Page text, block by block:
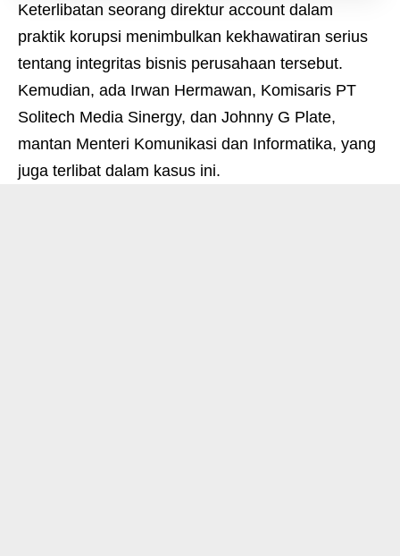
Keterlibatan seorang direktur account dalam
praktik korupsi menimbulkan kekhawatiran serius
tentang integritas bisnis perusahaan tersebut.
Kemudian, ada Irwan Hermawan, Komisaris PT
Solitech Media Sinergy, dan Johnny G Plate,
mantan Menteri Komunikasi dan Informatika, yang
juga terlibat dalam kasus ini.